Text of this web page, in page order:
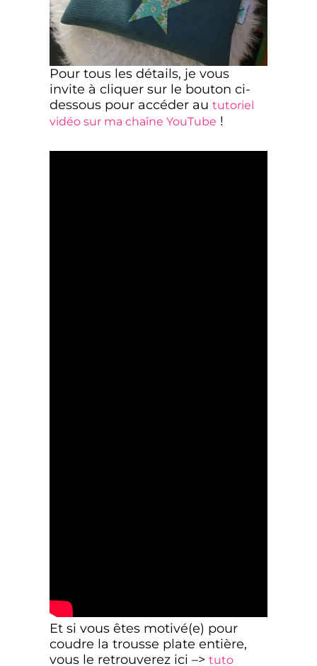
Pour tous les détails, je vous
invite à cliquer sur le bouton ci-
dessous pour accéder au tutoriel
vidéo sur ma chaîne YouTube !
Et si vous êtes motivé(e) pour
coudre la trousse plate entière,
vous le retrouverez ici –> tuto